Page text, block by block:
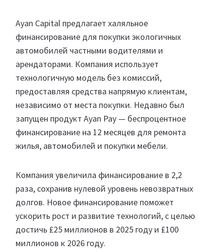
Ayan Capital предлагает халяльное
финансирование для покупки экологичных
автомобилей частными водителями и
арендаторами. Компания использует
технологичную модель без комиссий,
предоставляя средства напрямую клиентам,
независимо от места покупки. Недавно был
запущен продукт Ayan Pay — беспроцентное
финансирование на 12 месяцев для ремонта
жилья, автомобилей и покупки мебели.
Компания увеличила финансирование в 2,2
раза, сохранив нулевой уровень невозвратных
долгов. Новое финансирование поможет
ускорить рост и развитие технологий, с целью
достичь £25 миллионов в 2025 году и £100
миллионов к 2026 году.